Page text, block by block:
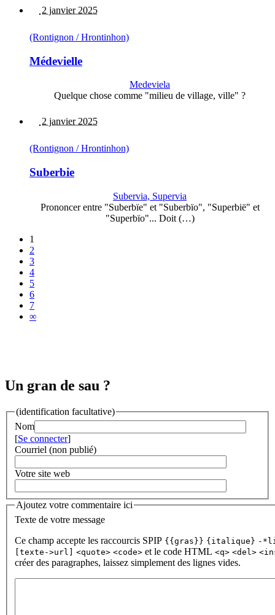
2 janvier 2025
(Rontignon / Hrontinhon)
Médevielle
Medeviela
Quelque chose comme "milieu de village, ville" ?
2 janvier 2025
(Rontignon / Hrontinhon)
Suberbie
Subervia, Supervia
Prononcer entre "Suberbïe" et "Suberbïo", "Superbië" et
"Superbïo"... Doit (…)
1
2
3
4
5
6
7
∞
Un gran de sau ?
(identification facultative)
Nom
[Se connecter]
Courriel (non publié)
Votre site web
Ajoutez votre commentaire ici
Texte de votre message
Ce champ accepte les raccourcis SPIP {{gras}} {italique} -
[texte->url] <quote> <code> et le code HTML <q> <del>
créer des paragraphes, laissez simplement des lignes vides.